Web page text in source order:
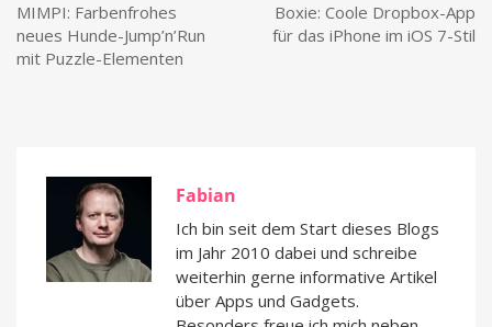
MIMPI: Farbenfrohes
neues Hunde-Jump’n’Run
mit Puzzle-Elementen
Boxie: Coole Dropbox-App
für das iPhone im iOS 7-Stil
Fabian
Ich bin seit dem Start dieses Blogs
im Jahr 2010 dabei und schreibe
weiterhin gerne informative Artikel
über Apps und Gadgets.